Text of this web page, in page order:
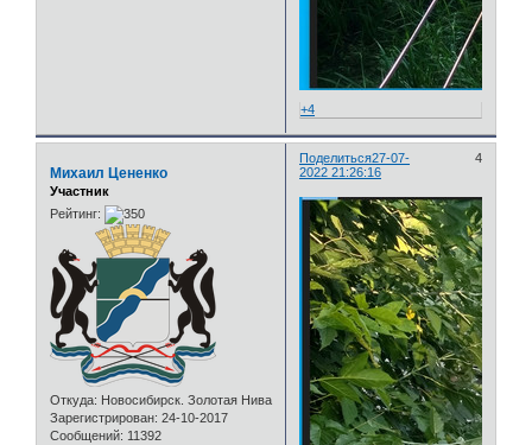
+4
Поделиться 4
27-07-
2022 21:26:16
Михаил Цененко
Участник
Рейтинг:
Откуда: Новосибирск. Золотая Нива
Зарегистрирован: 24-10-2017
Сообщений: 11392